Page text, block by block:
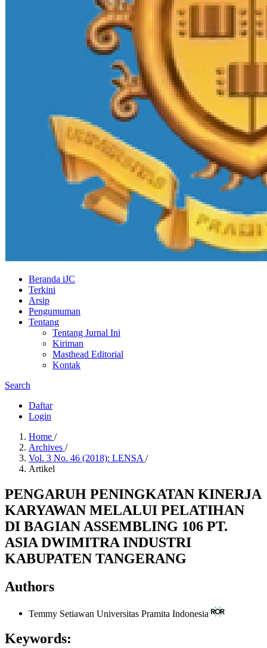
Beranda iJC
Terkini
Arsip
Pengumuman
Tentang
Tentang Jurnal Ini
Kiriman
Masthead Editorial
Kontak
Search
Daftar
Login
Home /
Archives /
Vol. 3 No. 46 (2018): LENSA /
Artikel
PENGARUH PENINGKATAN KINERJA
KARYAWAN MELALUI PELATIHAN
DI BAGIAN ASSEMBLING 106 PT.
ASIA DWIMITRA INDUSTRI
KABUPATEN TANGERANG
Authors
Temmy Setiawan Universitas Pramita Indonesia
Keywords: